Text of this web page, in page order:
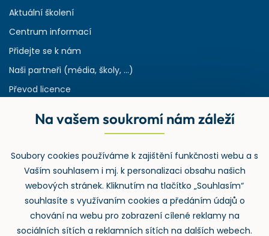
Aktuální školení
Centrum informací
Přidejte se k nám
Naši partneři (média, školy, ...)
Převod licence
Rejstřík používaných zkratek v odpadech
Zpětný odběr
Na vašem soukromí nám záleží
Soubory cookies používáme k zajištění funkčnosti webu a s
Vaším souhlasem i mj. k personalizaci obsahu našich
webových stránek. Kliknutím na tlačítko „Souhlasím“
souhlasíte s využívaním cookies a předáním údajů o
chování na webu pro zobrazení cílené reklamy na
sociálních sítích a reklamních sítích na dalších webech.